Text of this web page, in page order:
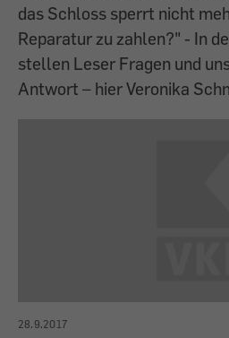
das Schloss sperrt nicht
Reparatur zu zahlen?" - In
stellen Leser Fragen und
Antwort – hier Veronika
28.9.2017